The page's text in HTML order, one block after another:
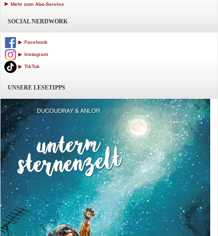
Mehr zum Abo-Service
SOCIAL NERDWORK
Facebook
Instagram
TikTok
UNSERE LESETIPPS